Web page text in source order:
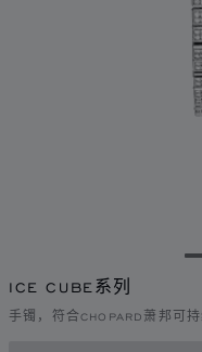
ICE CUBE系列
手镯，符合CHOPARD萧邦可